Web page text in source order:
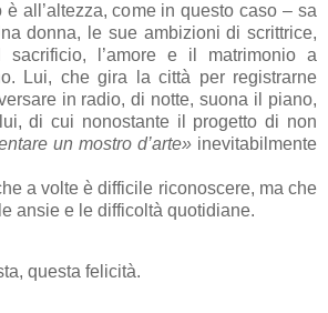
è all’altezza, come in questo caso – sa
donna, le sue ambizioni di scrittrice,
sacrificio, l’amore e il matrimonio a
Lui, che gira la città per registrarne
in radio, di notte, suona il piano,
di cui nonostante il progetto di non
un mostro d’arte» inevitabilmente
a volte è difficile riconoscere, ma che
ansie e le difficoltà quotidiane.
questa felicità.